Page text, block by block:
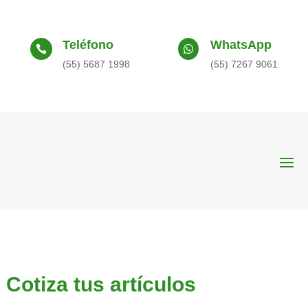
 Teléfono
(55) 5687 1998
 WhatsApp
(55) 7267 9061
Cotiza tus artículos